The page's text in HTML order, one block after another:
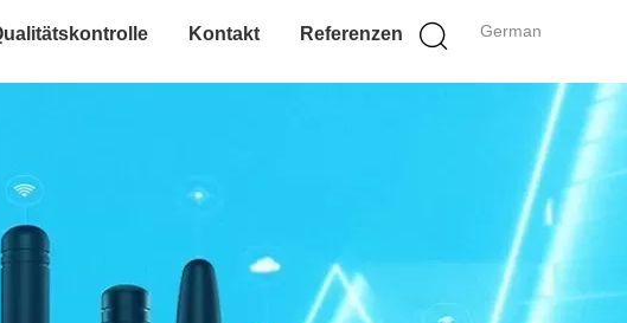
German
Kontakt Referenzen